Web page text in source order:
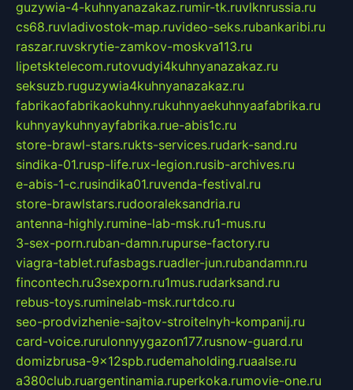
guzywia-4-kuhnyanazakaz.rumir-tk.ruvlknrussia.ru
cs68.ruvladivostok-map.ruvideo-seks.rubankaribi.ru
raszar.ruvskrytie-zamkov-moskva113.ru
lipetsktelecom.rutovudyi4kuhnyanazakaz.ru
seksuzb.ruguzywia4kuhnyanazakaz.ru
fabrikaofabrikaokuhny.rukuhnyaekuhnyaafabrika.ru
kuhnyaykuhnyayfabrika.rue-abis1c.ru
store-brawl-stars.rukts-services.rudark-sand.ru
sindika-01.rusp-life.rux-legion.rusib-archives.ru
e-abis-1-c.rusindika01.ruvenda-festival.ru
store-brawlstars.rudooraleksandria.ru
antenna-highly.rumine-lab-msk.ru1-mus.ru
3-sex-porn.ruban-damn.rupurse-factory.ru
viagra-tablet.rufasbags.ruadler-jun.rubandamn.ru
fincontech.ru3sexporn.ru1mus.rudarksand.ru
rebus-toys.ruminelab-msk.rurtdco.ru
seo-prodvizhenie-sajtov-stroitelnyh-kompanij.ru
card-voice.rurulonnyygazon177.rusnow-guard.ru
domizbrusa-9x12spb.rudemaholding.ruaalse.ru
a380club.ruargentinamia.ruperkoka.rumovie-one.ru